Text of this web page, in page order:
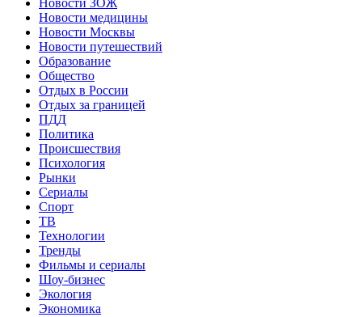
Новости ЗОЖ
Новости медицины
Новости Москвы
Новости путешествий
Образование
Общество
Отдых в России
Отдых за границей
ПДД
Политика
Происшествия
Психология
Рынки
Сериалы
Спорт
ТВ
Технологии
Тренды
Фильмы и сериалы
Шоу-бизнес
Экология
Экономика